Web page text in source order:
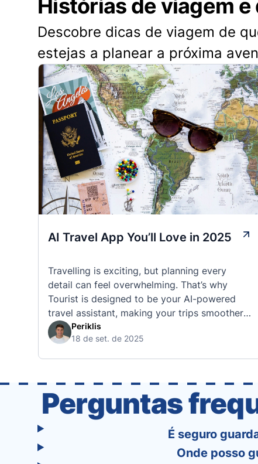
Histórias de viagem
Descobre dicas de viagem de
estejas a planear a próxima
AI Travel App You’ll Love in 2025
Travelling is exciting, but planning every
detail can feel overwhelming. That’s why
Tourist is designed to be your AI-powered
travel assistant, making your trips smoother,
smarter, and stress-free. 🧭 What Makes the
Tourist App Unique? Unlike standard travel
trip planning becomes as exciting …
Periklis
18 de set. de 2025
Perguntas
É seguro
Onde posso